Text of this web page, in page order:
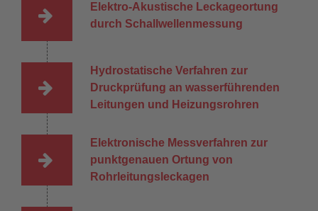
Elektro-Akustische Leckageortung
durch Schallwellenmessung
Hydrostatische Verfahren zur
Druckprüfung an wasserführenden
Leitungen und Heizungsrohren
Elektronische Messverfahren zur
punktgenauen Ortung von
Rohrleitungsleckagen